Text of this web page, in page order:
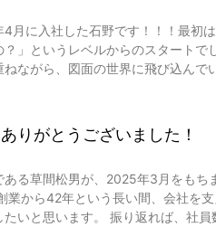
月に入社した石野です！！！最初
？」というレベルからのスタートで
ながら、図面の世界に飛び込んで
りがとうございました！
ある草間松男が、2025年3月をもち
業から42年という長い間、会社を
たいと思います。 振り返れば、社員